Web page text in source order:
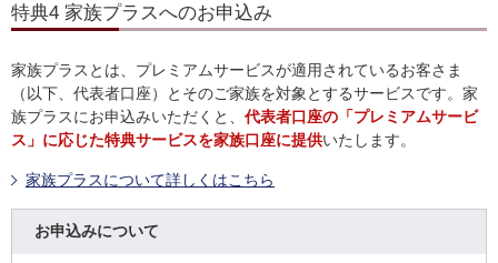
特典4 家族プラスへのお申込み
家族プラスとは、プレミアムサービスが適用されているお客さま
（以下、代表者口座）とそのご家族を対象とするサービスです。家
族プラスにお申込みいただくと、 代表者口座の「プレミアムサービ
ス」に応じた特典サービスを家族口座に提供いたします。
家族プラスについて詳しくはこちら
お申込みについて